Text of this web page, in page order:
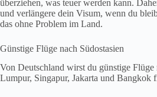
überziehen, was teuer werden kann.
und verlängere dein Visum, wenn du
das ohne Problem im Land.
Günstige Flüge nach Südostasien
Von Deutschland wirst du günstige Flüge
Lumpur, Singapur, Jakarta und Bangkok